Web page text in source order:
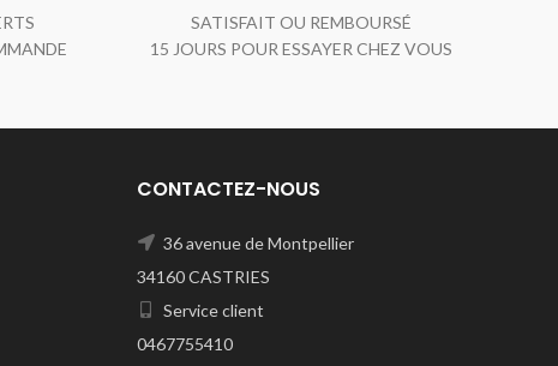
SATISFAIT OU REMBOURSÉ
15 JOURS POUR ESSAYER CHEZ VOUS
CONTACTEZ-NOUS
36 avenue de Montpellier
34160 CASTRIES
Service client
0467755410